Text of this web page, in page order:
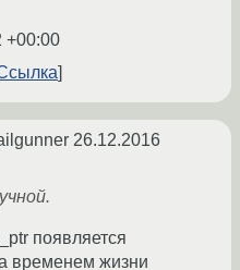
+00:00
26.12.2016
появляется
временем жизни